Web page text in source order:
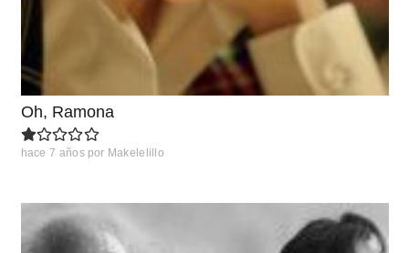
Oh, Ramona
hace 7 años por Makelelillo